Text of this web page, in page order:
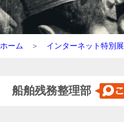
ホーム ＞ インターネット特別展
船舶残務整理部